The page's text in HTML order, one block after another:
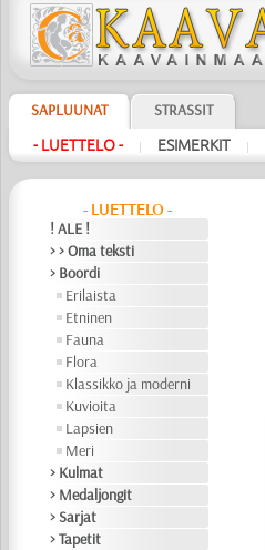
SAPLUUNAT STRASSIT
- LUETTELO - | ESIMERKIT |
- LUETTELO -
! ALE !
> > Oma teksti
> Boordi
Erilaista
Etninen
Fauna
Flora
Klassikko ja moderni
Kuvioita
Lapsien
Meri
> Kulmat
> Medaljongit
> Sarjat
> Tapetit